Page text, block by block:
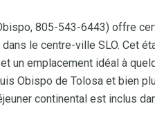
805-543-6443) offre
le centre-ville SLO. Cet
un emplacement idéal à
Obispo de Tolosa et bien
continental est inclus